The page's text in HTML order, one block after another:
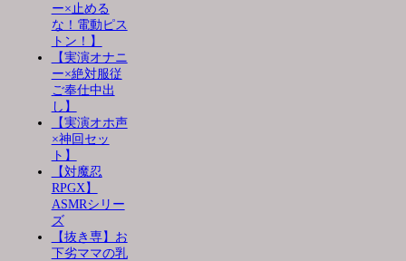
ー×止める
な！電動ピス
トン！】
【実演オナニ
ー×絶対服従
ご奉仕中出
し】
【実演オホ声
×神回セッ
ト】
【対魔忍
RPGX】
ASMRシリー
ズ
【抜き専】お
下劣ママの乳